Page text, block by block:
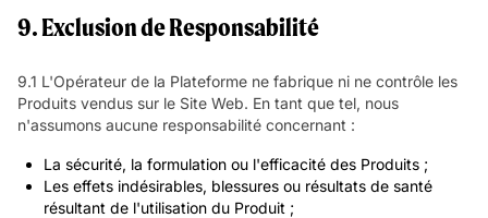
9. Exclusion de Responsabilité
9.1 L'Opérateur de la Plateforme ne fabrique ni ne contrôle les
Produits vendus sur le Site Web. En tant que tel, nous
n'assumons aucune responsabilité concernant :
La sécurité, la formulation ou l'efficacité des Produits ;
Les effets indésirables, blessures ou résultats de santé
résultant de l'utilisation du Produit ;